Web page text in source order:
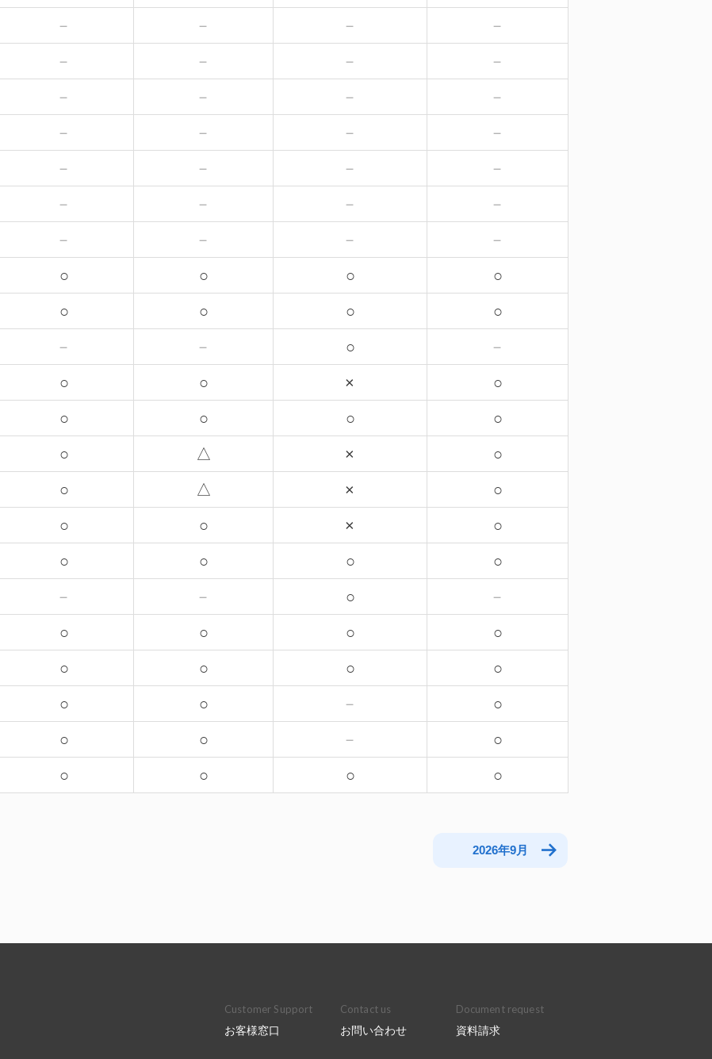
－ － － －
－ － － －
－ － － －
－ － － －
－ － － －
－ － － －
－ － － －
○ ○ ○ ○
○ ○ ○ ○
－ － ○ －
○ ○ × ○
○ ○ ○ ○
○ △ × ○
○ △ × ○
○ ○ × ○
○ ○ ○ ○
－ － ○ －
○ ○ ○ ○
○ ○ ○ ○
○ ○ － ○
○ ○ － ○
○ ○ ○ ○
2026年9月
Customer Support
お客様窓口
Contact us
お問い合わせ
Document request
資料請求